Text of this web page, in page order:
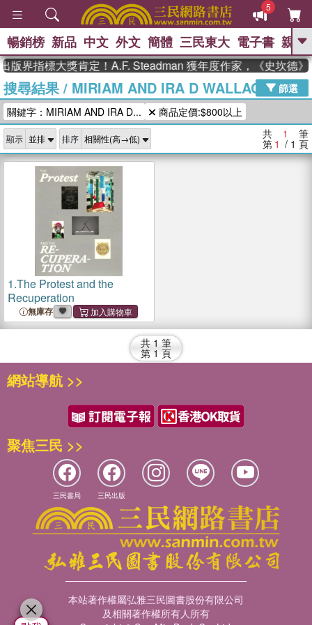
5
GO
熱搜： 東野圭吾 、 高希均教授回憶錄
、 The Odyssey 、 父親節 、 如果歷
史是一群喵 、 暑期推薦
獎 臺灣漫遊錄 、 方念華 、 台灣的李
登輝時代
數學女孩：黎曼猜想 、
偉大的迷走神經
暢銷榜 新品 中文 外文 簡體 三民東大 電子書 親子
版界指標大獎肯定！A.F. Steadman 獲年度作家，《史坎德》
搜尋結果/ MIRIAM AND IRA D WALLACH ART
篩選
關鍵字：MIRIAM AND IRA D...
商品定價:$800以上
顯示 排序 共 1 筆
第 1 / 1 頁
1.The Protest and the
Recuperation
無庫存
共 1 筆
第 1 頁
網站導航 >>
聚焦三民 >>
三民書局 三民出版
本站著作權屬弘雅三民圖書股份有限公司
及相關著作權所有人所有